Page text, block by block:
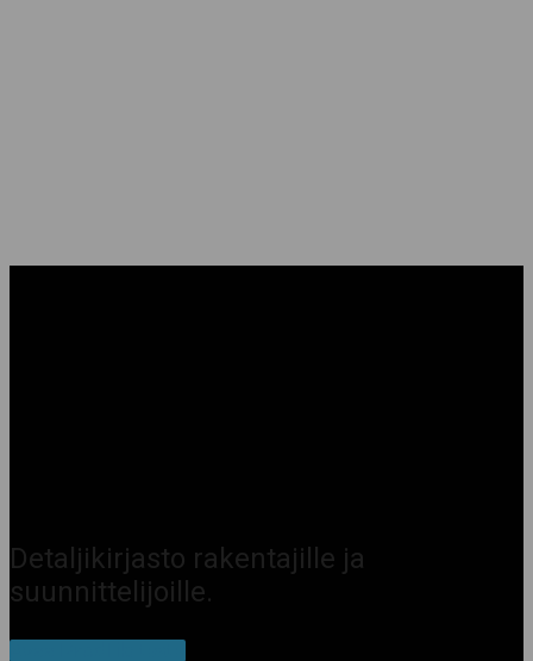
Detaljikirjasto rakentajille ja
suunnittelijoille.